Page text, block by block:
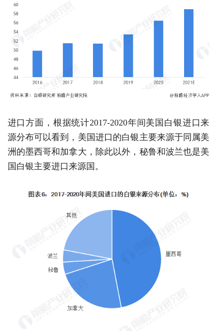
进口方面，根据统计2017-2020年间美国白银进口来
源分布可以看到，美国进口的白银主要来源于同属美
洲的墨西哥和加拿大，除此以外，秘鲁和波兰也是美
国白银主要进口来源国。